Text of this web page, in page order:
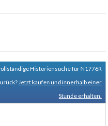
Historiensuche für N1776R
Jetzt kaufen und innerhalb einer
Stunde erhalten.